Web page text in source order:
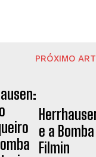
PRÓXIMO
e a
Filmin